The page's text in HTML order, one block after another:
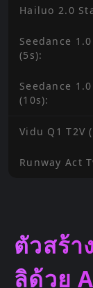
Hailuo 2.0
Seedance
(5s):
Seedance
(10s):
Vidu Q1 T2V
Runway Act
ตัวสร้า
ลิด้วย